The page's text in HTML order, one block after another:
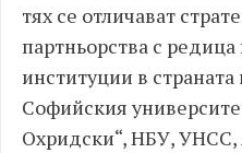
тях се отличават
партньорства с
институции в
Софийския
Охридски“, НБУ,